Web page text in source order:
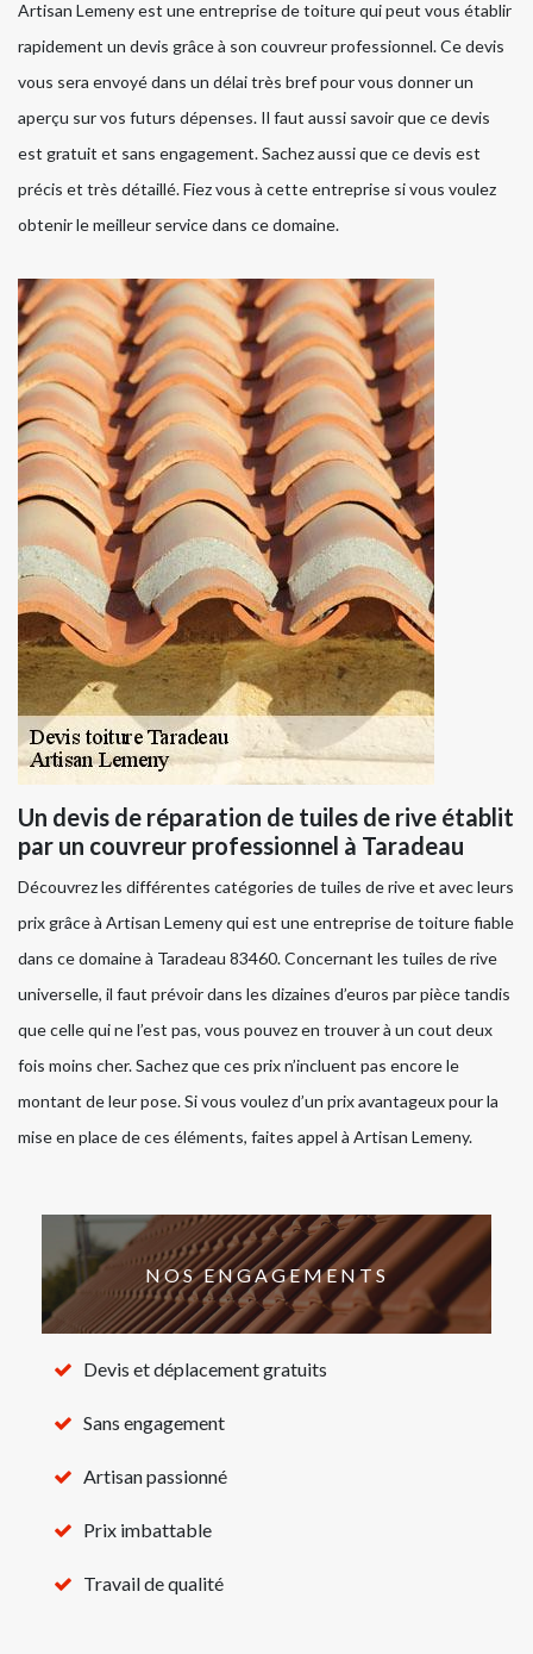
Artisan Lemeny est une entreprise de toiture qui peut vous établir
rapidement un devis grâce à son couvreur professionnel. Ce devis
vous sera envoyé dans un délai très bref pour vous donner un
aperçu sur vos futurs dépenses. Il faut aussi savoir que ce devis
est gratuit et sans engagement. Sachez aussi que ce devis est
précis et très détaillé. Fiez vous à cette entreprise si vous voulez
obtenir le meilleur service dans ce domaine.
Un devis de réparation de tuiles de rive établit
par un couvreur professionnel à Taradeau
Découvrez les différentes catégories de tuiles de rive et avec leurs
prix grâce à Artisan Lemeny qui est une entreprise de toiture fiable
dans ce domaine à Taradeau 83460. Concernant les tuiles de rive
universelle, il faut prévoir dans les dizaines d’euros par pièce tandis
que celle qui ne l’est pas, vous pouvez en trouver à un cout deux
fois moins cher. Sachez que ces prix n’incluent pas encore le
montant de leur pose. Si vous voulez d’un prix avantageux pour la
mise en place de ces éléments, faites appel à Artisan Lemeny.
NOS ENGAGEMENTS
Devis et déplacement gratuits
Sans engagement
Artisan passionné
Prix imbattable
Travail de qualité